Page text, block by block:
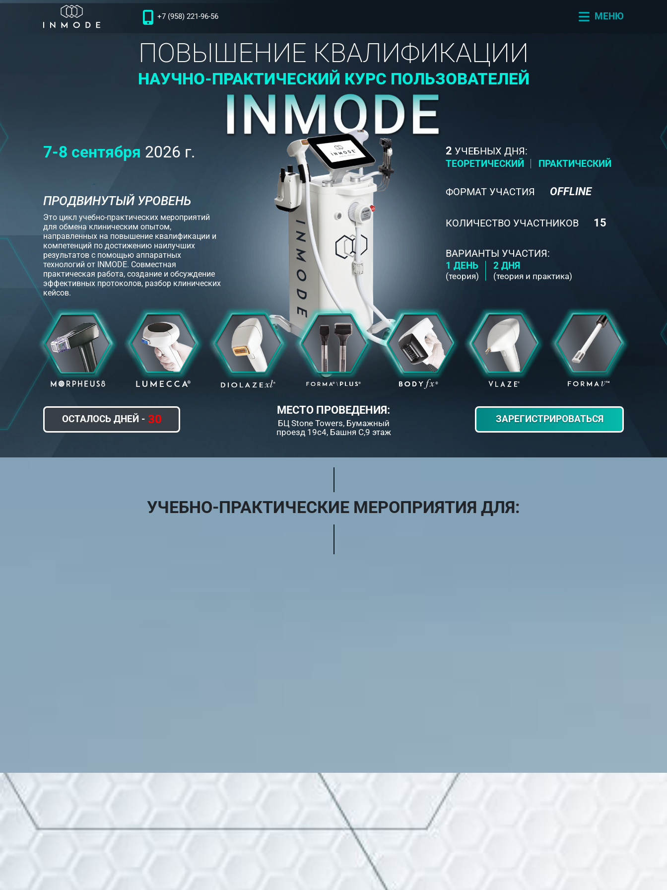
+7 (958) 221-96-56 МЕНЮ
ПОВЫШЕНИЕ КВАЛИФИКАЦИИ
НАУЧНО-ПРАКТИЧЕСКИЙ КУРС ПОЛЬЗОВАТЕЛЕЙ
7-8 сентября 2026 г.
ПРОДВИНУТЫЙ УРОВЕНЬ
Это цикл учебно-практических мероприятий
для обмена клиническим опытом,
направленных на повышение квалификации и
компетенций по достижению наилучших
результатов с помощью аппаратных
технологий от INMODE. Совместная
практическая работа, создание и обсуждение
эффективных протоколов, разбор клинических
кейсов.
2 УЧЕБНЫХ ДНЯ:
ТЕОРЕТИЧЕСКИЙ ПРАКТИЧЕСКИЙ
ФОРМАТ УЧАСТИЯ OFFLINE
КОЛИЧЕСТВО УЧАСТНИКОВ 15
ВАРИАНТЫ УЧАСТИЯ:
1 ДЕНЬ
(теория)
2 ДНЯ
(теория и практика)
МЕСТО ПРОВЕДЕНИЯ:
БЦ Stone Towers, Бумажный
проезд 19с4, Башня С,9 этаж
ОСТАЛОСЬ ДНЕЙ - 30 ЗАРЕГИСТРИРОВАТЬСЯ
УЧЕБНО-ПРАКТИЧЕСКИЕ МЕРОПРИЯТИЯ ДЛЯ: